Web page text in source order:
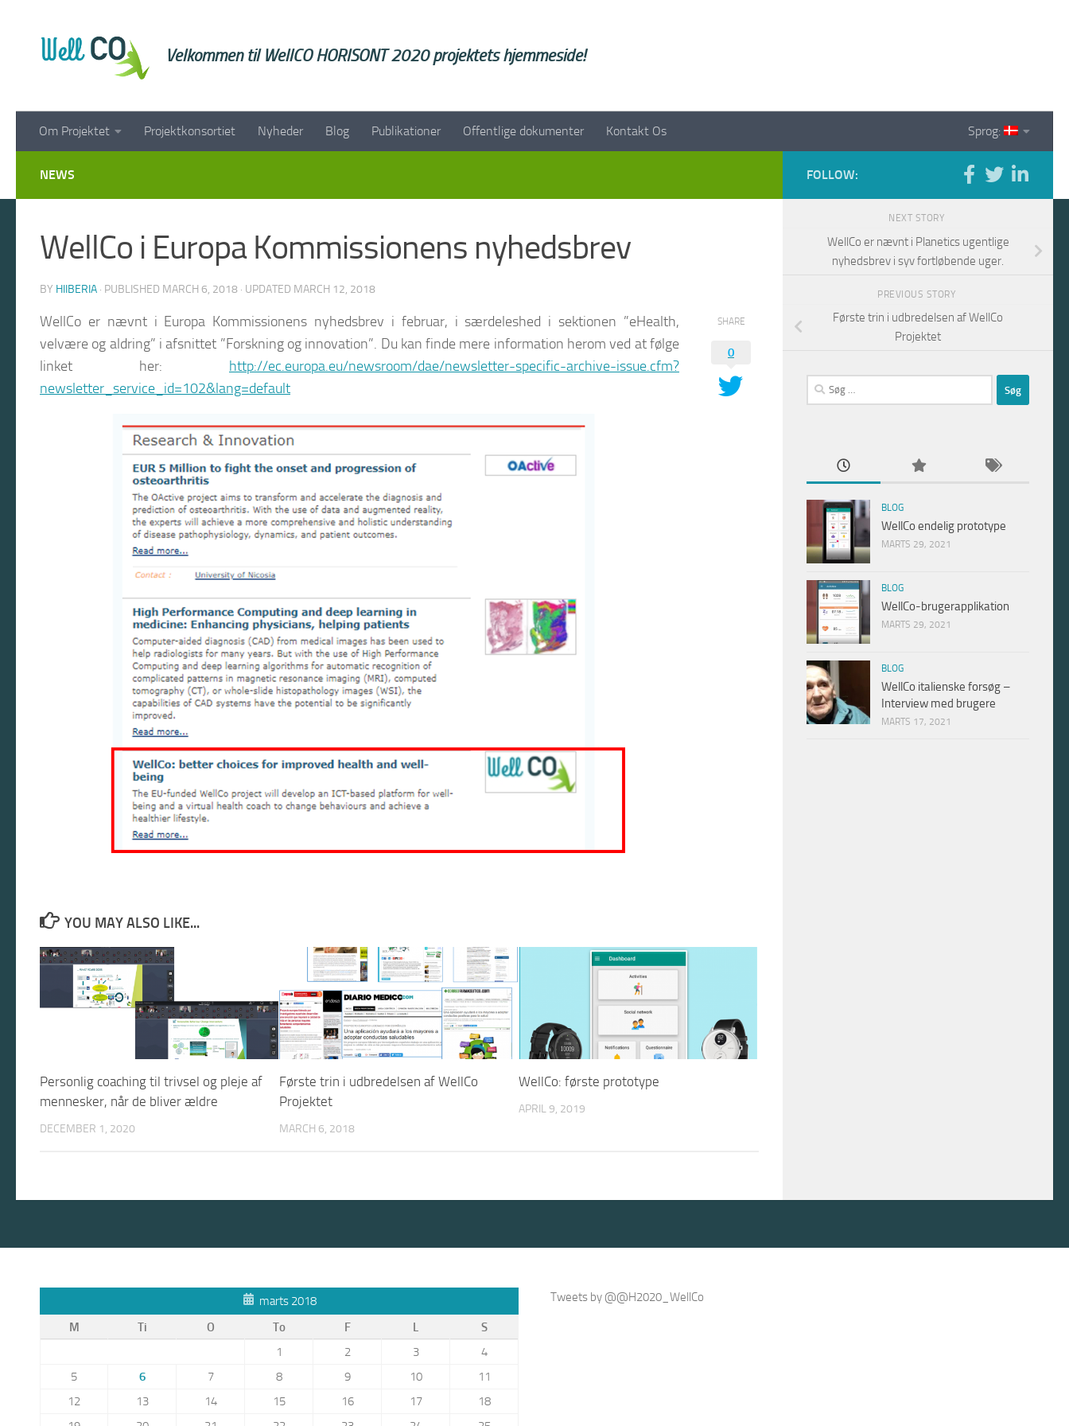
Velkommen til WellCO HORISONT 2020 projektets hjemmeside!
Om Projektet Projektkonsortiet Nyheder Blog Publikationer Offentlige dokumenter Kontakt Os Sprog:
NEWS
WellCo i Europa Kommissionens nyhedsbrev
BY HIIBERIA · PUBLISHED MARCH 6, 2018 · UPDATED MARCH 12, 2018
WellCo er nævnt i Europa Kommissionens nyhedsbrev i februar, i særdeleshed i sektionen ”eHealth,
velvære og aldring” i afsnittet ”Forskning og innovation”. Du kan finde mere information herom ved at følge
linket her: http://ec.europa.eu/newsroom/dae/newsletter-specific-archive-issue.cfm?
newsletter_service_id=102&lang=default
SHARE
0
YOU MAY ALSO LIKE...
Personlig coaching til trivsel og pleje af
mennesker, når de bliver ældre
DECEMBER 1, 2020
Første trin i udbredelsen af WellCo
Projektet
MARCH 6, 2018
WellCo: første prototype
APRIL 9, 2019
FOLLOW:
NEXT STORY
WellCo er nævnt i Planetics ugentlige
nyhedsbrev i syv fortløbende uger.
PREVIOUS STORY
Første trin i udbredelsen af WellCo
Projektet
Søg
efter:
BLOG
WellCo endelig prototype
MARTS 29, 2021
BLOG
WellCo-brugerapplikation
MARTS 29, 2021
BLOG
WellCo italienske forsøg –
Interview med brugere
MARTS 17, 2021
marts 2018
M
Ti O To F L
S
1
2 3
4
5
6 7 8 9 10
11
12
13 14 15 16 17
18
Tweets by @@H2020_WellCo